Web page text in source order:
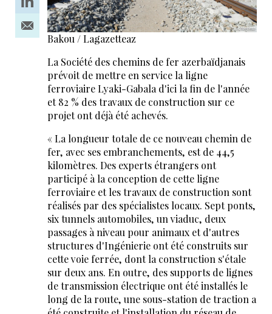
Bakou / Lagazetteaz
La Société des chemins de fer azerbaïdjanais
prévoit de mettre en service la ligne
ferroviaire Lyaki-Gabala d'ici la fin de l'année
et 82 % des travaux de construction sur ce
projet ont déjà été achevés.
« La longueur totale de ce nouveau chemin de
fer, avec ses embranchements, est de 44,5
kilomètres. Des experts étrangers ont
participé à la conception de cette ligne
ferroviaire et les travaux de construction sont
réalisés par des spécialistes locaux. Sept ponts,
six tunnels automobiles, un viaduc, deux
passages à niveau pour animaux et d'autres
structures d'Ingénierie ont été construits sur
cette voie ferrée, dont la construction s'étale
sur deux ans. En outre, des supports de lignes
de transmission électrique ont été installés le
long de la route, une sous-station de traction a